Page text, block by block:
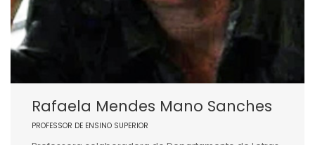
Rafaela Mendes Mano Sanches
PROFESSOR DE ENSINO SUPERIOR